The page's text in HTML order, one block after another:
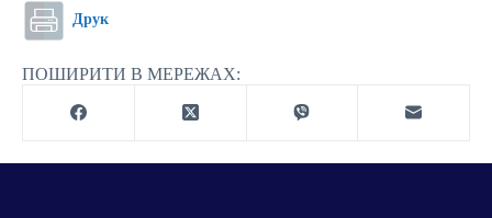
Друк
ПОШИРИТИ В МЕРЕЖАХ: